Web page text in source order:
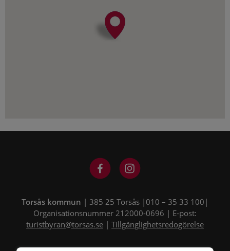
Torsås kommun | 385 25 Torsås |010 – 35 33 100|
Organisationsnummer 212000-0696 | E-post:
turistbyran@torsas.se | Tillgänglighetsredogörelse